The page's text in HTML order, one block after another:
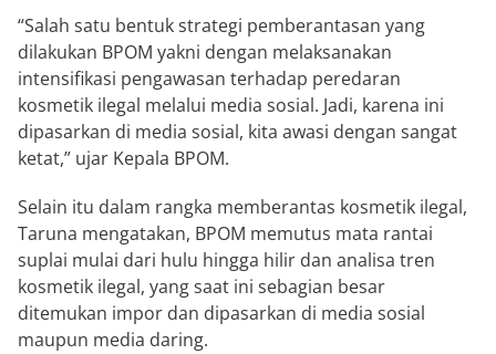
“Salah satu bentuk strategi pemberantasan yang
dilakukan BPOM yakni dengan melaksanakan
intensifikasi pengawasan terhadap peredaran
kosmetik ilegal melalui media sosial. Jadi, karena ini
dipasarkan di media sosial, kita awasi dengan sangat
ketat,” ujar Kepala BPOM.
Selain itu dalam rangka memberantas kosmetik ilegal,
Taruna mengatakan, BPOM memutus mata rantai
suplai mulai dari hulu hingga hilir dan analisa tren
kosmetik ilegal, yang saat ini sebagian besar
ditemukan impor dan dipasarkan di media sosial
maupun media daring.